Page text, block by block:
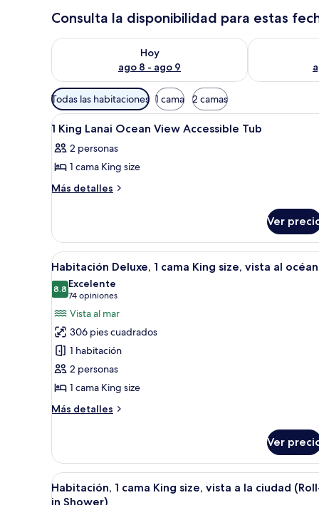
Consulta la disponibilidad para estas
Hoy
ago 8 - ago 9
Consulta la disponibilidad para hoy ago 8 - ago 9
Consulta la
Filtros
disponibles
para
habitaciones
Todas las habitaciones 1 cama 2 camas
Abrir
todas
las
fotos
de
Lanai
Ocean
View
Accessible
Tub
Habitación de hotel con
17
1 King Lanai Ocean View Accessible Tub
2 personas
1 cama King size
Más detalles
Más
King
Lanai
Ocean
View
Accessible
Ver
Abrir
todas
las
fotos
de
Habitación
Deluxe,
1
cama
King
al
océano
Habitación de hotel con una
7
Habitación Deluxe, 1 cama King size, vista al
8.88.8 de 10
Excelente
74 opiniones
(74
opiniones)
Vista al mar
306 pies cuadrados
1 habitación
2 personas
1 cama King size
Más detalles
Más
Deluxe,
cama
King
Ver
Abrir
todas
Habitación de hotel con una
5
Habitación, 1 cama King size, vista a la ciudad
in Shower)